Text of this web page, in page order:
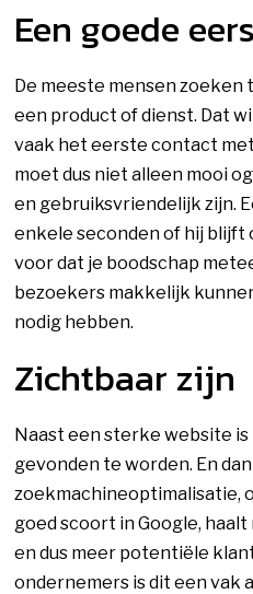
Een goede
De meeste mensen
een product of dienst. Dat
vaak het eerste contact
moet dus niet alleen mooi
en gebruiksvriendelijk zijn.
enkele seconden of hij blijft
voor dat je boodschap
bezoekers makkelijk
nodig hebben.
Zichtbaar zijn
Naast een sterke website
gevonden te worden. En
zoekmachineoptimalisatie,
goed scoort in Google,
en dus meer potentiële
ondernemers is dit een vak